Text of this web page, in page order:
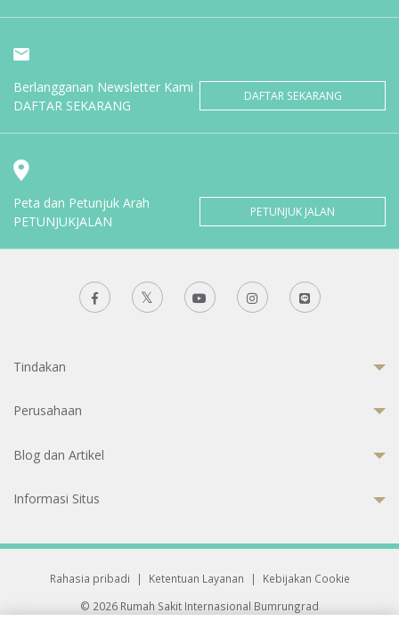
Berlangganan Newsletter Kami
DAFTAR SEKARANG
DAFTAR SEKARANG
Peta dan Petunjuk Arah
PETUNJUKJALAN
PETUNJUK JALAN
Tindakan
Perusahaan
Blog dan Artikel
Informasi Situs
Rahasia pribadi | Ketentuan Layanan |
Kebijakan Cookie
© 2026 Rumah Sakit Internasional Bumrungrad